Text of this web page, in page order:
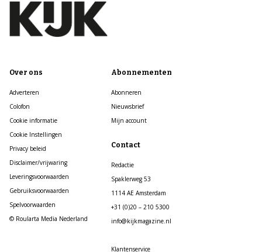
Over ons
Adverteren
Colofon
Cookie informatie
Cookie Instellingen
Privacy beleid
Disclaimer/vrijwaring
Leveringsvoorwaarden
Gebruiksvoorwaarden
Spelvoorwaarden
© Roularta Media Nederland
Abonnementen
Abonneren
Nieuwsbrief
Mijn account
Contact
Redactie
Spaklerweg 53
1114 AE Amsterdam
+31 (0)20 – 210 5300
info@kijkmagazine.nl
Klantenservice